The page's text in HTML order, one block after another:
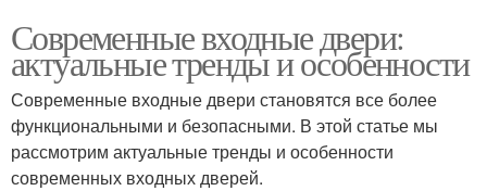
Современные входные двери:
актуальные тренды и особенности
Современные входные двери становятся все более
функциональными и безопасными. В этой статье мы
рассмотрим актуальные тренды и особенности
современных входных дверей.